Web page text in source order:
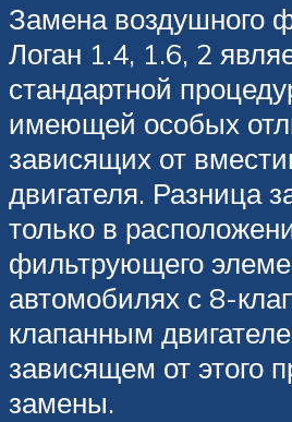
Замена воздушного
Логан 1.4, 1.6, 2
стандартной
имеющей особых
зависящих от
двигателя. Разница
только в
фильтрующего
автомобилях с 8-
клапанным
зависящем от этого
замены.